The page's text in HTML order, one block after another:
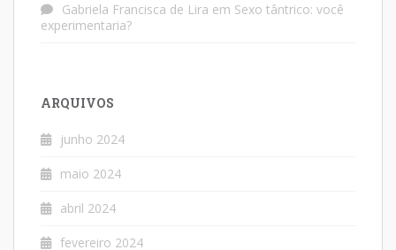
Gabriela Francisca de Lira em Sexo tântrico: você
experimentaria?
ARQUIVOS
junho 2024
maio 2024
abril 2024
fevereiro 2024